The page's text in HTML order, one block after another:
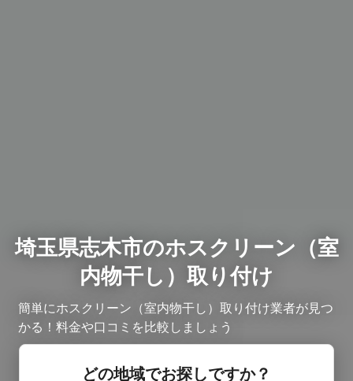
埼玉県志木市のホスクリーン（室
内物干し）取り付け
簡単にホスクリーン（室内物干し）取り付け業者が見つ
かる！料金や口コミを比較しましょう
どの地域でお探しですか？